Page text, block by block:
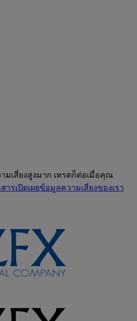
เสี่ยงสูงมาก เทรดก็ต่อเมื่อคุณ
สารเปิดเผยข้อมูลความเสี่ยงของเรา